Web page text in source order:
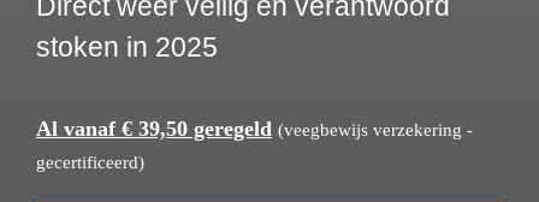
stoken in 2025
Al vanaf € 39,50 geregeld (veegbewijs verzekering -
gecertificeerd)